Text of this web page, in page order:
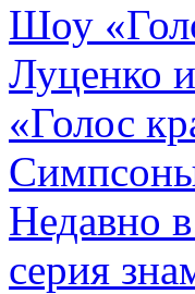
Шоу
Луценко
«Голос
Недавно
серия